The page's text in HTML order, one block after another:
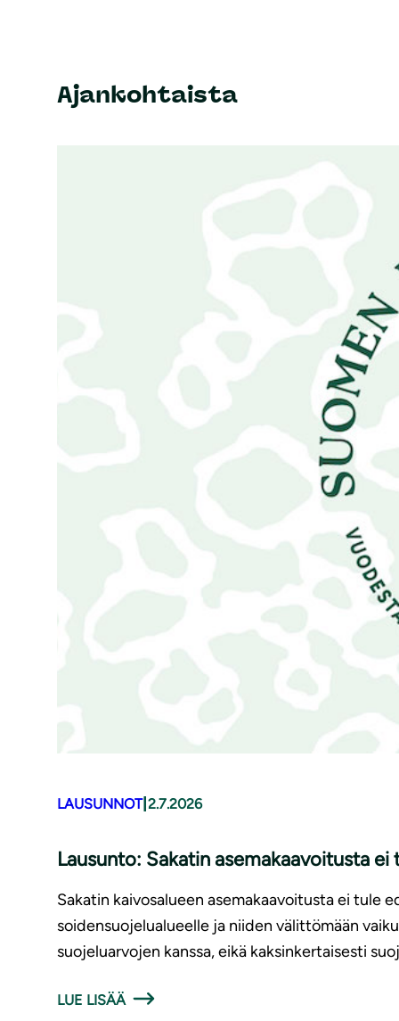
Ajankohtaista
LAUSUNNOT| 2.7.2026
Lausunto: Sakatin asemakaavoitusta ei
Sakatin kaivosalueen asemakaavoitusta ei tule
soidensuojelualueelle ja niiden välittömään
suojeluarvojen kanssa, eikä kaksinkertaisesti
LUE LISÄÄ